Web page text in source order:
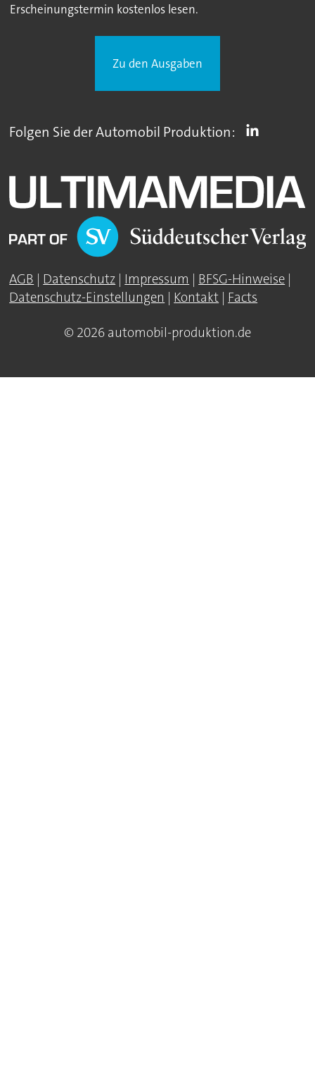
Erscheinungstermin kostenlos lesen.
Zu den Ausgaben
Folgen Sie der Automobil Produktion:
AGB Datenschutz Impressum BFSG-Hinweise
Datenschutz-Einstellungen
Kontakt Facts
© 2026 automobil-produktion.de